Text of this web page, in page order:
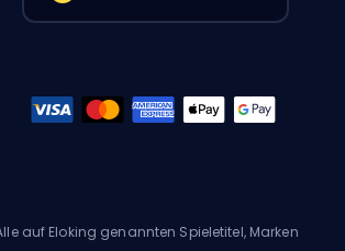
auf Eloking genannten Spieletitel, Marken